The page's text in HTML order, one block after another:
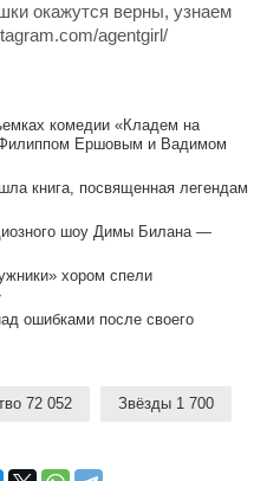
окажутся верны, узнаем
agentgirl/
комедии «Кладем на
Ершовым и Вадимом
книга, посвященная легендам
шоу Димы Билана —
хором спели
ошибками после своего
72 052 Звёзды 1 700